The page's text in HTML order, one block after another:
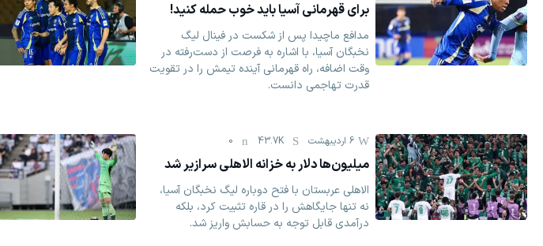
برای قهرمانی آسیا باید خوب حمله کنید!
مدافع ماچیدا پس از شکست در فینال لیگ
نخبگان آسیا، با اشاره به فرصت از دست‌رفته در
وقت اضافه، راه قهرمانی آینده تیمش را در تقویت
قدرت تهاجمی دانست.
6 اردیبهشت 43.7K
0
میلیون‌ها دلار به خزانه الاهلی سرازیر شد
الاهلی عربستان با فتح دوباره لیگ نخبگان آسیا،
نه ‌تنها جایگاهش را در قاره تثبیت کرد، بلکه
درآمدی قابل‌ توجه به حسابش واریز شد.